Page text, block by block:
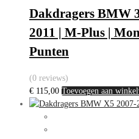
Dakdragers BMW
2011 | M-Plus |
Punten
(0 reviews)
€ 115,00 Toevoegen aan